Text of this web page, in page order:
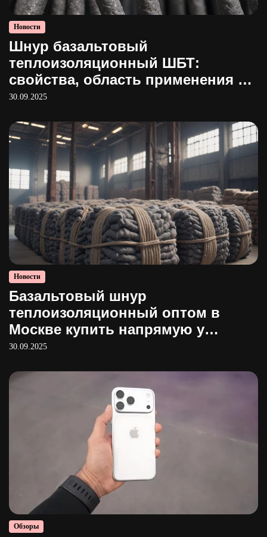
Новости
Шнур базальтовый
теплоизоляционный ШБТ:
свойства, область применения и
производство
30.09.2025
Новости
Базальтовый шнур
теплоизоляционный оптом в
Москве купить напрямую у
производителя
30.09.2025
Обзоры